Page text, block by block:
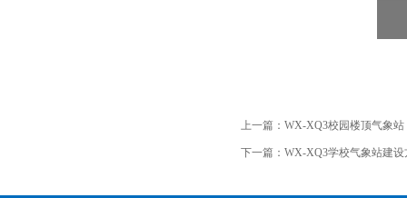
上一篇： WX-XQ3校园楼顶气象站
下一篇： WX-XQ3学校气象站建设